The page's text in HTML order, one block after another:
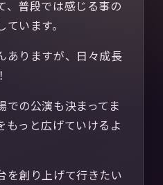
、普段では感じる事の
います。
ありますが、日々成長
の公演も決まってま
もっと広げていけるよ
を創り上げて行きたい